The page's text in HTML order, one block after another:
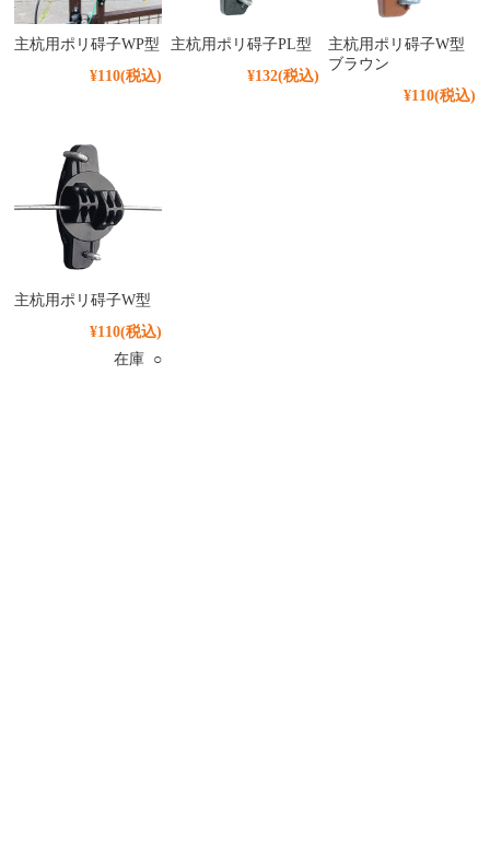
主杭用ポリ碍子WP型
¥110(税込)
主杭用ポリ碍子PL型
¥132(税込)
主杭用ポリ碍子W型
ブラウン
¥110(税込)
主杭用ポリ碍子W型
¥110(税込)
在庫 ○